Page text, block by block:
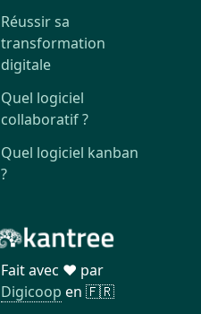
Réussir sa
transformation
digitale
Quel logiciel
collaboratif ?
Quel logiciel kanban
?
Fait avec ❤️ par
Digicoop en 🇫🇷